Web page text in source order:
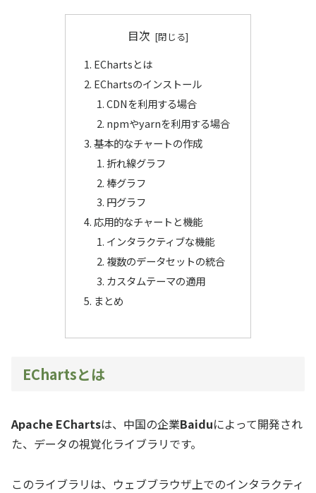
目次
EChartsとは
EChartsのインストール
CDNを利用する場合
npmやyarnを利用する場合
基本的なチャートの作成
折れ線グラフ
棒グラフ
円グラフ
応用的なチャートと機能
インタラクティブな機能
複数のデータセットの統合
カスタムテーマの適用
まとめ
EChartsとは
Apache EChartsは、中国の企業Baiduによって開発され
た、データの視覚化ライブラリです。
このライブラリは、ウェブブラウザ上でのインタラクティ